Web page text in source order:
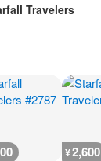
Travelers
¥2,600